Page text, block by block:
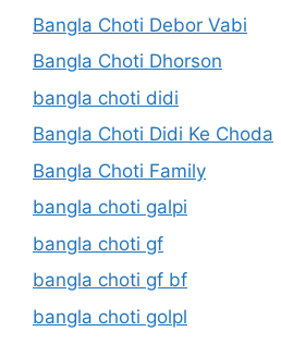
Bangla Choti Debor Vabi
Bangla Choti Dhorson
bangla choti didi
Bangla Choti Didi Ke Choda
Bangla Choti Family
bangla choti galpi
bangla choti gf
bangla choti gf bf
bangla choti golpl